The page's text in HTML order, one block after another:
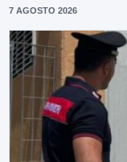
7 AGOSTO 2026